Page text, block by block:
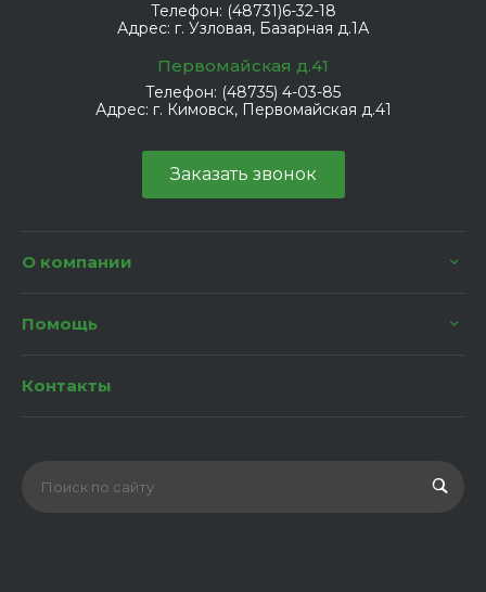
Телефон: (48731)6-32-18
Адрес: г. Узловая, Базарная д.1А
Первомайская д.41
Телефон: (48735) 4-03-85
Адрес: г. Кимовск, Первомайская д.41
Заказать звонок
О компании
Помощь
Контакты